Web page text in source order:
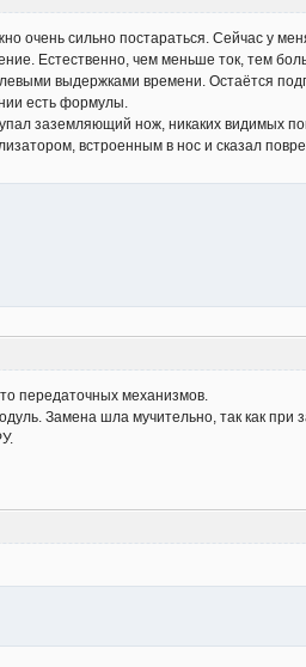
очень сильно постараться. Сейчас у
Естественно, чем меньше ток, тем
выдержками времени. Остаётся
есть формулы.
заземляющий нож, никаких видимых
встроенным в нос и сказал
передаточных механизмов.
Замена шла мучительно, так как при